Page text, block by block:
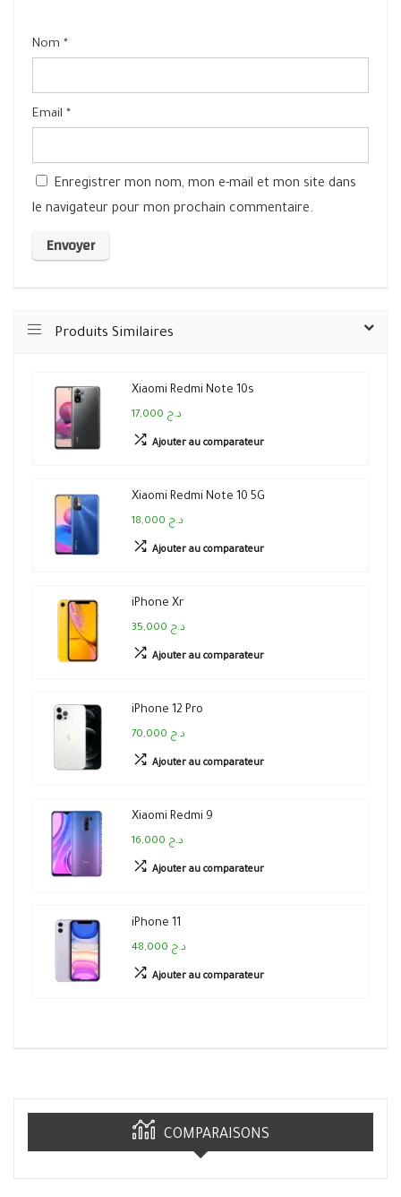
Nom *
Email *
Enregistrer mon nom, mon e-mail et mon site dans
le navigateur pour mon prochain commentaire.
Produits Similaires
Xiaomi Redmi Note 10s
17,000 د.ج
Ajouter au comparateur
Xiaomi Redmi Note 10 5G
18,000 د.ج
Ajouter au comparateur
iPhone Xr
35,000 د.ج
Ajouter au comparateur
iPhone 12 Pro
70,000 د.ج
Ajouter au comparateur
Xiaomi Redmi 9
16,000 د.ج
Ajouter au comparateur
iPhone 11
48,000 د.ج
Ajouter au comparateur
COMPARAISONS